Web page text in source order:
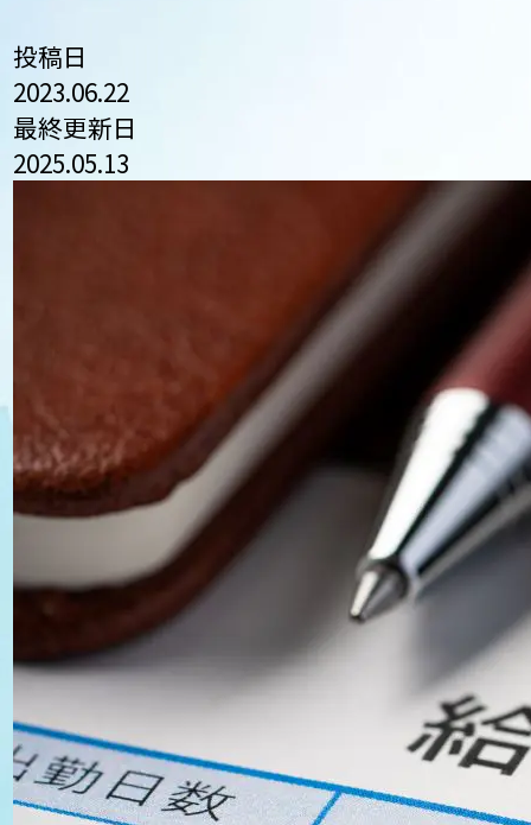
投稿日
2023.06.22
最終更新日
2025.05.13